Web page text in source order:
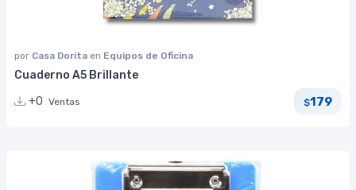
por Casa Dorita en Equipos de Oficina
Cuaderno A5 Brillante
+0 Ventas $179